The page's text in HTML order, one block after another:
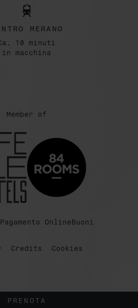
PRENOTA
MERANO
10 minuti
in macchina
Member of
Pagamento OnlineBuoni
Credits Cookies